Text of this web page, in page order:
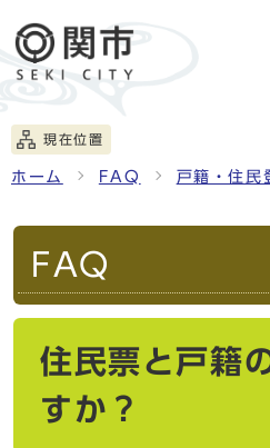
現在位置
ホーム FAQ 戸籍・住民
FAQ
住民票と戸籍
すか？